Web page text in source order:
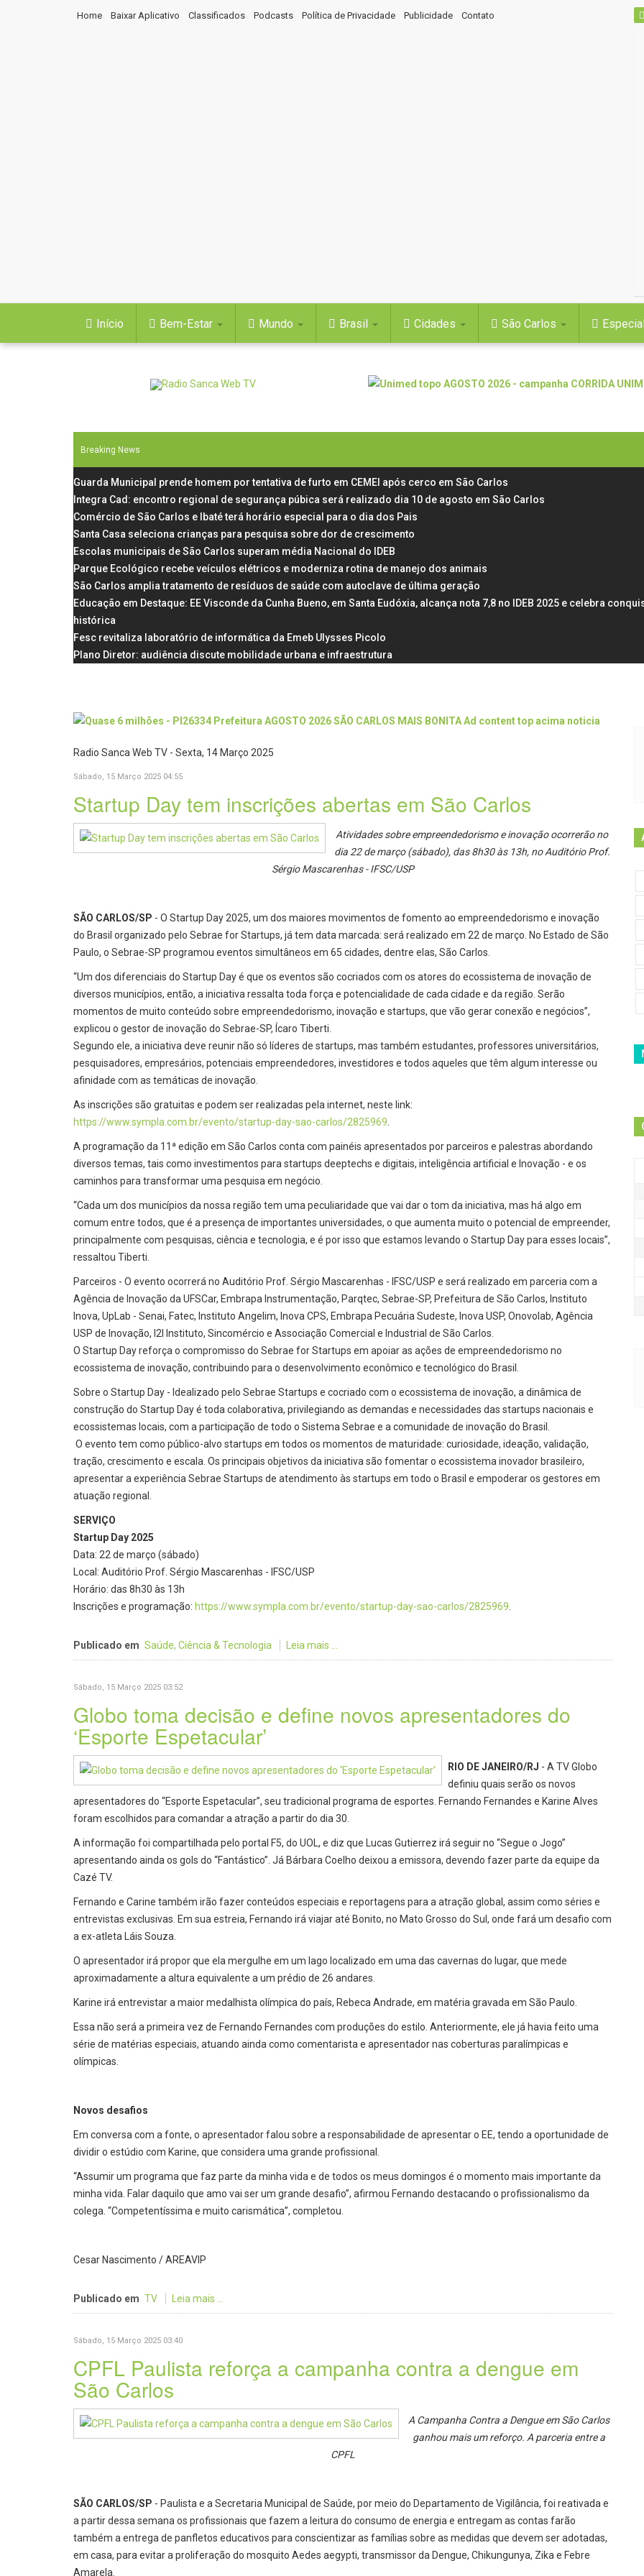
Home Baixar Aplicativo Classificados Podcasts Política de Privacidade Publicidade Contato
Início Bem-Estar Mundo Brasil Cidades São Carlos
Breaking News
Guarda Municipal prende homem por tentativa de furto em CEMEI após cerco em São Carlos
Integra Cad: encontro regional de segurança púbica será realizado dia 10 de agosto em São Carlos
Comércio de São Carlos e Ibaté terá horário especial para o dia dos Pais
Santa Casa seleciona crianças para pesquisa sobre dor de crescimento
Escolas municipais de São Carlos superam média Nacional do IDEB
Parque Ecológico recebe veículos elétricos e moderniza rotina de manejo dos animais
São Carlos amplia tratamento de resíduos de saúde com autoclave de última geração
Educação em Destaque: EE Visconde da Cunha Bueno, em Santa Eudóxia, alcança nota 7,8 no IDEB 2025 e celebra
histórica
Fesc revitaliza laboratório de informática da Emeb Ulysses Picolo
Plano Diretor: audiência discute mobilidade urbana e infraestrutura
Radio Sanca Web TV - Sexta, 14 Março 2025
Sábado, 15 Março 2025 04:55
Startup Day tem inscrições abertas em São Carlos
Atividades sobre empreendedorismo e inovação ocorrerão no
dia 22 de março (sábado), das 8h30 às 13h, no Auditório Prof.
Sérgio Mascarenhas - IFSC/USP
SÃO CARLOS/SP - O Startup Day 2025, um dos maiores movimentos de fomento ao empreendedorismo e inovação
do Brasil organizado pelo Sebrae for Startups, já tem data marcada: será realizado em 22 de março. No Estado de São
Paulo, o Sebrae-SP programou eventos simultâneos em 65 cidades, dentre elas, São Carlos.
“Um dos diferenciais do Startup Day é que os eventos são cocriados com os atores do ecossistema de inovação de
diversos municípios, então, a iniciativa ressalta toda força e potencialidade de cada cidade e da região. Serão
momentos de muito conteúdo sobre empreendedorismo, inovação e startups, que vão gerar conexão e negócios”,
explicou o gestor de inovação do Sebrae-SP, Ícaro Tiberti.
Segundo ele, a iniciativa deve reunir não só líderes de startups, mas também estudantes, professores universitários,
pesquisadores, empresários, potenciais empreendedores, investidores e todos aqueles que têm algum interesse ou
afinidade com as temáticas de inovação.
As inscrições são gratuitas e podem ser realizadas pela internet, neste link:
https://www.sympla.com.br/evento/startup-day-sao-carlos/2825969
A programação da 11ª edição em São Carlos conta com painéis apresentados por parceiros e palestras abordando
diversos temas, tais como investimentos para startups deeptechs e digitais, inteligência artificial e Inovação - e os
caminhos para transformar uma pesquisa em negócio.
“Cada um dos municípios da nossa região tem uma peculiaridade que vai dar o tom da iniciativa, mas há algo em
comum entre todos, que é a presença de importantes universidades, o que aumenta muito o potencial de empreender,
principalmente com pesquisas, ciência e tecnologia, e é por isso que estamos levando o Startup Day para esses locais”,
ressaltou Tiberti.
Parceiros - O evento ocorrerá no Auditório Prof. Sérgio Mascarenhas - IFSC/USP e será realizado em parceria com a
Agência de Inovação da UFSCar, Embrapa Instrumentação, Parqtec, Sebrae-SP, Prefeitura de São Carlos, Instituto
Inova, UpLab - Senai, Fatec, Instituto Angelim, Inova CPS, Embrapa Pecuária Sudeste, Inova USP, Onovolab, Agência
USP de Inovação, I2I Instituto, Sincomércio e Associação Comercial e Industrial de São Carlos.
O Startup Day reforça o compromisso do Sebrae for Startups em apoiar as ações de empreendedorismo no
ecossistema de inovação, contribuindo para o desenvolvimento econômico e tecnológico do Brasil.
Sobre o Startup Day - Idealizado pelo Sebrae Startups e cocriado com o ecossistema de inovação, a dinâmica de
construção do Startup Day é toda colaborativa, privilegiando as demandas e necessidades das startups nacionais e
ecossistemas locais, com a participação de todo o Sistema Sebrae e a comunidade de inovação do Brasil.
O evento tem como público-alvo startups em todos os momentos de maturidade: curiosidade, ideação, validação,
tração, crescimento e escala. Os principais objetivos da iniciativa são fomentar o ecossistema inovador brasileiro,
apresentar a experiência Sebrae Startups de atendimento às startups em todo o Brasil e empoderar os gestores em
atuação regional.
SERVIÇO
Startup Day 2025
Data: 22 de março (sábado)
Local: Auditório Prof. Sérgio Mascarenhas - IFSC/USP
Horário: das 8h30 às 13h
Inscrições e programação: https://www.sympla.com.br/evento/startup-day-sao-carlos/2825969
Publicado em Saúde, Ciência & Tecnologia Leia mais ...
Sábado, 15 Março 2025 03:52
Globo toma decisão e define novos apresentadores do
‘Esporte Espetacular’
RIO DE JANEIRO/RJ - A TV Globo
definiu quais serão os novos
apresentadores do “Esporte Espetacular”, seu tradicional programa de esportes. Fernando Fernandes e Karine Alves
foram escolhidos para comandar a atração a partir do dia 30.
A informação foi compartilhada pelo portal F5, do UOL, e diz que Lucas Gutierrez irá seguir no “Segue o Jogo”
apresentando ainda os gols do “Fantástico”. Já Bárbara Coelho deixou a emissora, devendo fazer parte da equipe da
Cazé TV.
Fernando e Carine também irão fazer conteúdos especiais e reportagens para a atração global, assim como séries e
entrevistas exclusivas. Em sua estreia, Fernando irá viajar até Bonito, no Mato Grosso do Sul, onde fará um desafio com
a ex-atleta Láis Souza.
O apresentador irá propor que ela mergulhe em um lago localizado em uma das cavernas do lugar, que mede
aproximadamente a altura equivalente a um prédio de 26 andares.
Karine irá entrevistar a maior medalhista olímpica do país, Rebeca Andrade, em matéria gravada em São Paulo.
Essa não será a primeira vez de Fernando Fernandes com produções do estilo. Anteriormente, ele já havia feito uma
série de matérias especiais, atuando ainda como comentarista e apresentador nas coberturas paralímpicas e
olímpicas.
Novos desafios
Em conversa com a fonte, o apresentador falou sobre a responsabilidade de apresentar o EE, tendo a oportunidade de
dividir o estúdio com Karine, que considera uma grande profissional.
“Assumir um programa que faz parte da minha vida e de todos os meus domingos é o momento mais importante da
minha vida. Falar daquilo que amo vai ser um grande desafio”, afirmou Fernando destacando o profissionalismo da
colega. “Competentíssima e muito carismática”, completou.
Cesar Nascimento / AREAVIP
Publicado em TV Leia mais ...
Sábado, 15 Março 2025 03:40
CPFL Paulista reforça a campanha contra a dengue em
São Carlos
A Campanha Contra a Dengue em São Carlos
ganhou mais um reforço. A parceria entre a
CPFL
SÃO CARLOS/SP - Paulista e a Secretaria Municipal de Saúde, por meio do Departamento de Vigilância, foi reativada e
a partir dessa semana os profissionais que fazem a leitura do consumo de energia e entregam as contas farão
também a entrega de panfletos educativos para conscientizar as famílias sobre as medidas que devem ser adotadas,
em casa, para evitar a proliferação do mosquito Aedes aegypti, transmissor da Dengue, Chikungunya, Zika e Febre
Amarela.